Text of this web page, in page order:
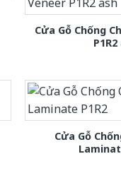
Cửa Gỗ Chống
Cửa Gỗ